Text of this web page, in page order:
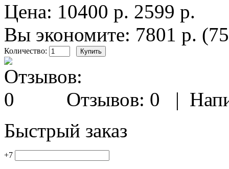
Цена: 10400 р. 2599 р.
Вы экономите: 7801 р.
Количество:
Отзывов: 0 |
Быстрый заказ
+7